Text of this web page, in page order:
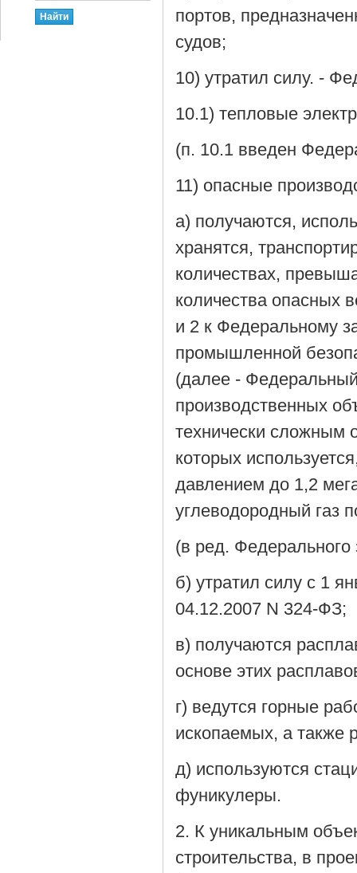
портов,
судов;
10) утратил силу. -
10.1) тепловые
(п. 10.1 введен
11) опасные
а) получаются,
хранятся,
количествах,
количества опасных
и 2 к Федеральному
промышленной
(далее -
производственных
технически сложным
которых
давлением до 1,2
углеводородный газ
(в ред.
б) утратил силу с 1
04.12.2007 N 324-ФЗ;
в) получаются
основе этих
г) ведутся горные
ископаемых, а также
д) используются
фуникулеры.
2. К уникальным
строительства, в